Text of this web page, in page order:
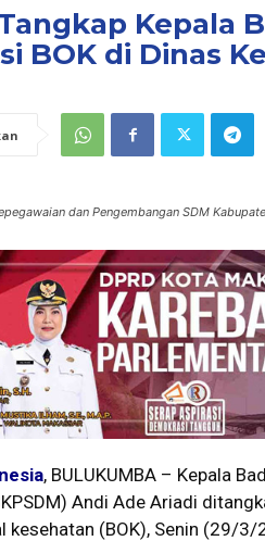
Kepala
BOK di Dinas
dan Pengembangan SDM
, BULUKUMBA – Kepala
Andi Ade Ariadi
kesehatan (BOK), Senin (29/3/